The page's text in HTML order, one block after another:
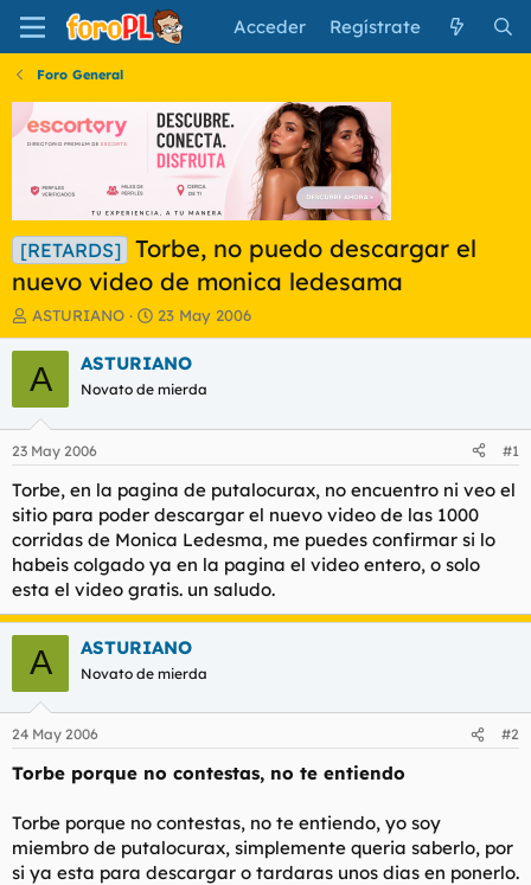
Acceder Regístrate
Foro General
[RETARDS]
Torbe, no puedo descargar el
nuevo video de monica ledesama
I
n
i
c
a
d
o
r
d
e
l
t
e
m
a
ASTURIANO
F
e
c
a
i
n
c
i
o
23 May 2006
A ASTURIANO
Novato de mierda
23 May 2006 #1
Torbe, en la pagina de putalocurax, no encuentro ni veo el
sitio para poder descargar el nuevo video de las 1000
corridas de Monica Ledesma, me puedes confirmar si lo
habeis colgado ya en la pagina el video entero, o solo
esta el video gratis. un saludo.
A ASTURIANO
Novato de mierda
24 May 2006 #2
Torbe porque no contestas, no te entiendo
Torbe porque no contestas, no te entiendo, yo soy
miembro de putalocurax, simplemente queria saberlo, por
si ya esta para descargar o tardaras unos dias en ponerlo.